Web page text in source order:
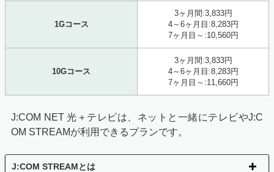
1Gコース
3ヶ月間:3,833円
4～6ヶ月目:8,283円
7ヶ月目～:10,560円
10Gコース
3ヶ月間:3,833円
4～6ヶ月目:8,283円
7ヶ月目～:11,660円
J:COM NET 光＋テレビは、ネットと一緒にテレビやJ:C
OM STREAMが利用できるプランです。
J:COM STREAMとは